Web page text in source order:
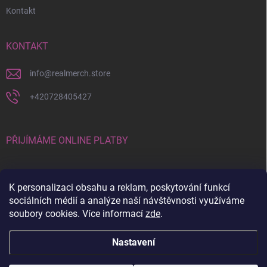
K personalizaci obsahu a reklam, poskytování funkcí
sociálních médií a analýze naší návštěvnosti využíváme
soubory cookies. Více informací zde.
Nastavení
Kontakt
KONTAKT
info@realmerch.store
+420728405427
PŘIJÍMÁME ONLINE PLATBY
Stav objednávky a vrácení zboží